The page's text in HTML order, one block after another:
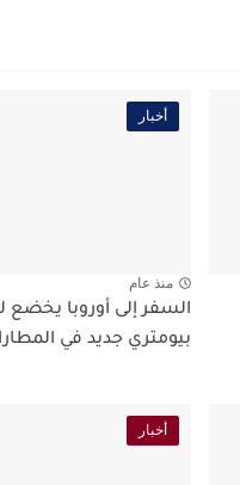
أخبار
منذ عام
السفر إلى أوروبا يخضع
بيومتري جديد في
أخبار